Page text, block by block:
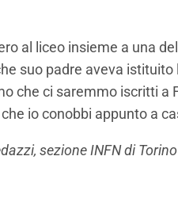
al liceo insieme a una
suo padre aveva
che ci saremmo iscritti a
io conobbi appunto a
sezione INFN di Torino